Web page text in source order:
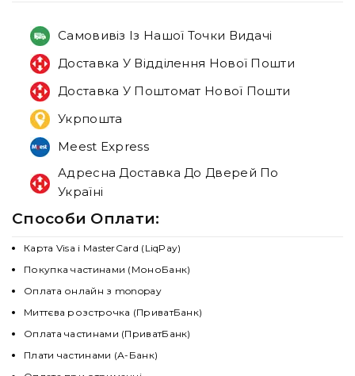
Самовивіз Із Нашої Точки Видачі
Доставка У Відділення Нової Пошти
Доставка У Поштомат Нової Пошти
Укрпошта
Meest Express
Адресна Доставка До Дверей По
Україні
Способи Оплати:
Карта Visa і MasterCard (LiqPay)
Покупка частинами (МоноБанк)
Оплата онлайн з monopay
Миттєва розстрочка (ПриватБанк)
Оплата частинами (ПриватБанк)
Плати частинами (А-Банк)